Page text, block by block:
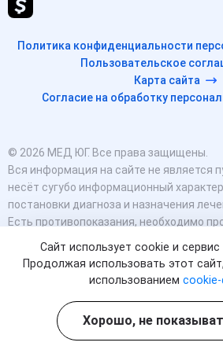
Политика конфиденциальности
Пользовательское
Карта сайта
Согласие на обработку
© 2026 МЕД ЮГ. Все права защищены.
Вся информация на сайте не является
несёт сугубо информационный
постановки диагноза и назначения
Есть противопоказания, необходимо
мессенджерам и в соцсетях носят
информационный характер и не
Оставаясь на сайте вы соглашаетесь
cookies. 18+
Сайт использует cookie и сервис
Продолжая использовать этот
использованием cookie-
Хорошо, не